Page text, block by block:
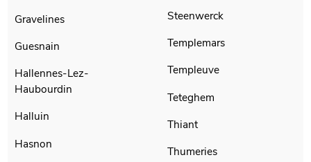
Gravelines
Guesnain
Hallennes-Lez-
Haubourdin
Halluin
Hasnon
Steenwerck
Templemars
Templeuve
Teteghem
Thiant
Thumeries